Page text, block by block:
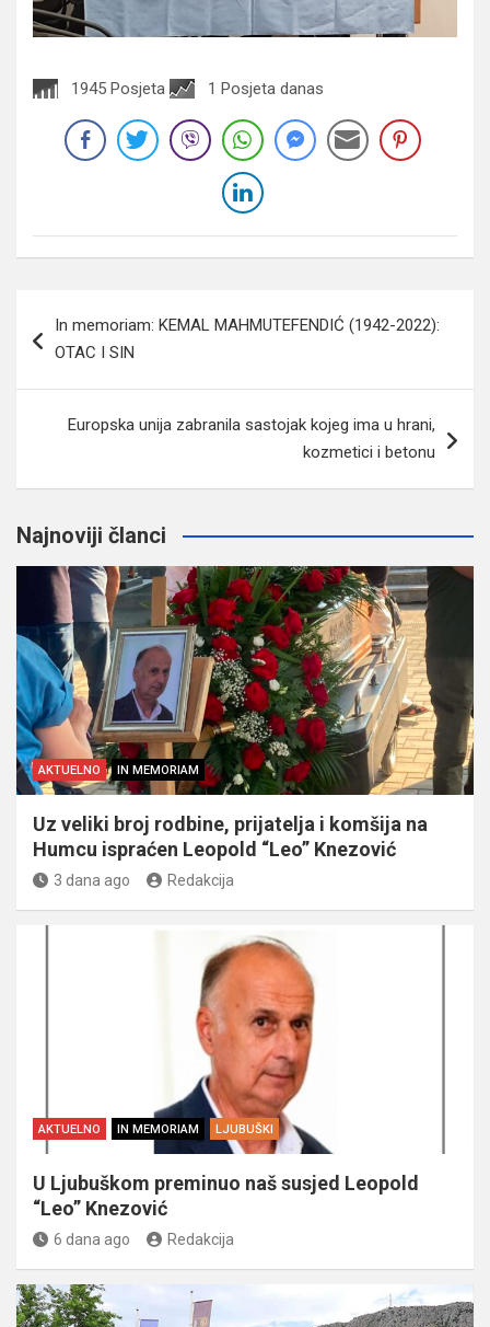
1945 Posjeta 1 Posjeta danas
članaka
In memoriam: KEMAL MAHMUTEFENDIĆ (1942-2022):
OTAC I SIN
Europska unija zabranila sastojak kojeg ima u hrani,
kozmetici i betonu
Najnoviji članci
AKTUELNO IN MEMORIAM
Uz veliki broj rodbine, prijatelja i komšija na
Humcu ispraćen Leopold “Leo” Knezović
3 dana ago Redakcija
AKTUELNO IN MEMORIAM LJUBUŠKI
U Ljubuškom preminuo naš susjed Leopold
“Leo” Knezović
6 dana ago Redakcija